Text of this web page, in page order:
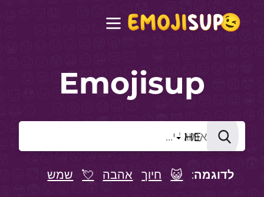
Emojisup
HE
לדוגמה:
😺 חיוך אהבה 💘 שמש